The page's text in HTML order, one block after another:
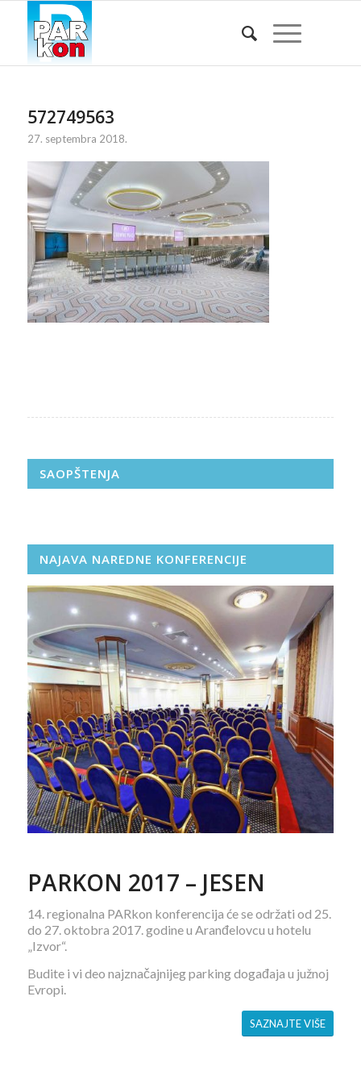
572749563
27. septembra 2018.
SAOPŠTENJA
NAJAVA NAREDNE KONFERENCIJE
PARKON 2017 – JESEN
14. regionalna PARkon konferencija će se održati od 25.
do 27. oktobra 2017. godine u Aranđelovcu u hotelu
„Izvor“.
Budite i vi deo najznačajnijeg parking događaja u južnoj
Evropi.
SAZNAJTE VIŠE